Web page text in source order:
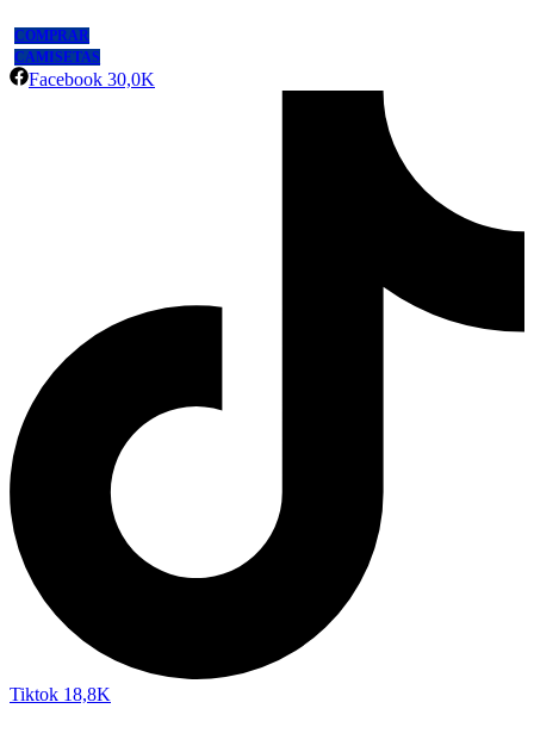
COMPRAR
CAMISETAS
Facebook 30,0K
Tiktok 18,8K